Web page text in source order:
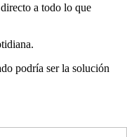
a todo lo que
podría ser la solución